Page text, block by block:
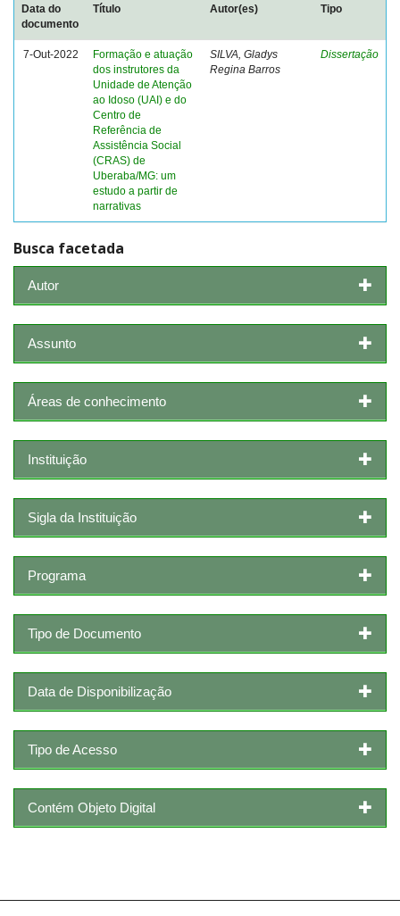
Data do
documento
Título Autor(es) Tipo
7-Out-2022
Formação e atuação
dos instrutores da
Unidade de Atenção
ao Idoso (UAI) e do
Centro de
Referência de
Assistência Social
(CRAS) de
Uberaba/MG: um
estudo a partir de
narrativas
SILVA, Gladys
Regina Barros
Dissertação
Busca facetada
Autor
Assunto
Áreas de conhecimento
Instituição
Sigla da Instituição
Programa
Tipo de Documento
Data de Disponibilização
Tipo de Acesso
Contém Objeto Digital